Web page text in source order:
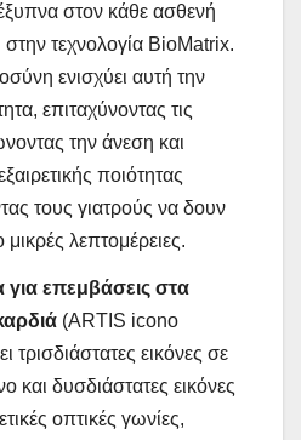
στον κάθε ασθενή
τεχνολογία BioMatrix.
ενισχύει αυτή την
επιταχύνοντας τις
την άνεση και
ποιότητας
τους γιατρούς να δουν
μικρές λεπτομέρειες.
για επεμβάσεις στα
(ARTIS icono
τρισδιάστατες εικόνες σε
και δυσδιάστατες εικόνες
οπτικές γωνίες,